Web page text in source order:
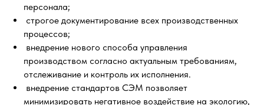
персонала;
строгое документирование всех производственных
процессов;
внедрение нового способа управления
производством согласно актуальным требованиям,
отслеживание и контроль их исполнения.
внедрение стандартов СЭМ позволяет
минимизировать негативное воздействие на экологию,